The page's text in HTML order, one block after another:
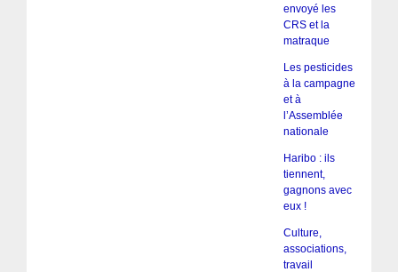
envoyé les
CRS et la
matraque
Les pesticides
à la campagne
et à
l’Assemblée
nationale
Haribo : ils
tiennent,
gagnons avec
eux !
Culture,
associations,
travail